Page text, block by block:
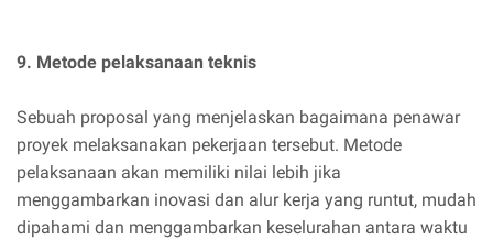
9. Metode pelaksanaan teknis
Sebuah proposal yang menjelaskan bagaimana penawar
proyek melaksanakan pekerjaan tersebut. Metode
pelaksanaan akan memiliki nilai lebih jika
menggambarkan inovasi dan alur kerja yang runtut, mudah
dipahami dan menggambarkan keselurahan antara waktu